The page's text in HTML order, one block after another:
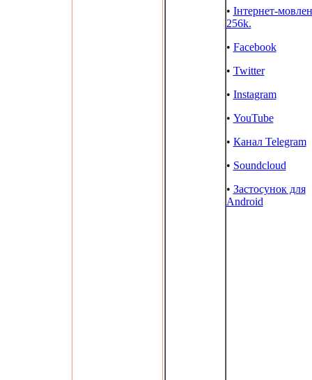
• Інтернет-
256k.
• Facebook
• Twitter
• Instagram
• YouTube
• Канал Telegram
• Soundcloud
• Застосунок для
Android